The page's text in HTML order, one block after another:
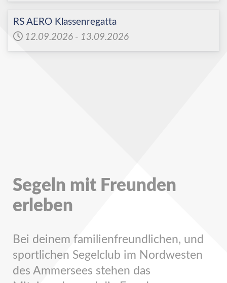
RS AERO Klassenregatta
12.09.2026 - 13.09.2026
Segeln mit Freunden
erleben
Bei deinem familienfreundlichen, und
sportlichen Segelclub im Nordwesten
des Ammersees stehen das